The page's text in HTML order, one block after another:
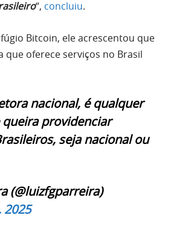
“, concluiu.
Bitcoin, ele acrescentou que
oferece serviços no Brasil
nacional, é qualquer
providenciar
seja nacional ou
(@luizfgparreira)
2025